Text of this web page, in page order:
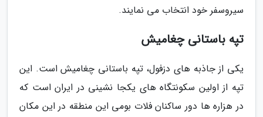
سیروسفر خود انتخاب می نمایند.
تپه باستانی چغامیش
یکی از جاذبه های دزفول، تپه باستانی چغامیش است. این
تپه از اولین سکونتگاه های یکجا نشینی در ایران است که
در هزاره ها دور ساکنان فلات بومی این منطقه در این مکان